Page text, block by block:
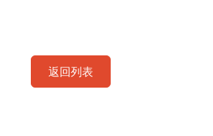
返回列表